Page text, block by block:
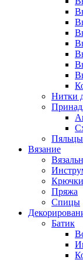
Нитки
Пяльцы
Вязание
Крючки
Пряжа
Спицы
Батик